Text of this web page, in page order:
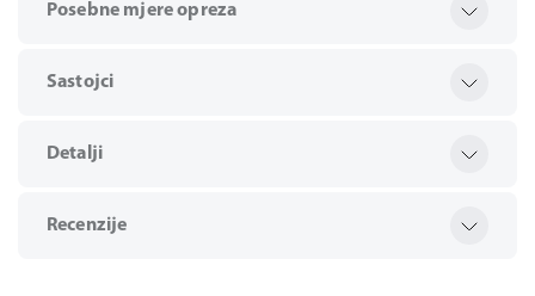
Posebne mjere opreza
Sastojci
Detalji
Recenzije